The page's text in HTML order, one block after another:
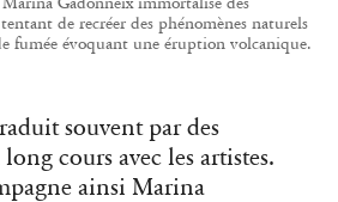
de recréer des phénomènes naturels
fumée évoquant une éruption volcanique.
souvent par des
cours avec les artistes.
ainsi Marina